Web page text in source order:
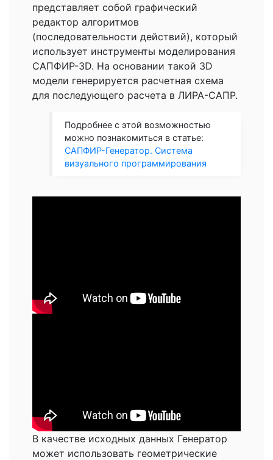
представляет собой графический
редактор алгоритмов
(последовательности действий), который
использует инструменты моделирования
САПФИР-3D. На основании такой 3D
модели генерируется расчетная схема
для последующего расчета в ЛИРА-САПР.
Подробнее с этой возможностью
можно познакомиться в статье:
САПФИР-Генератор. Система
визуального программирования
В качестве исходных данных Генератор
может использовать геометрические